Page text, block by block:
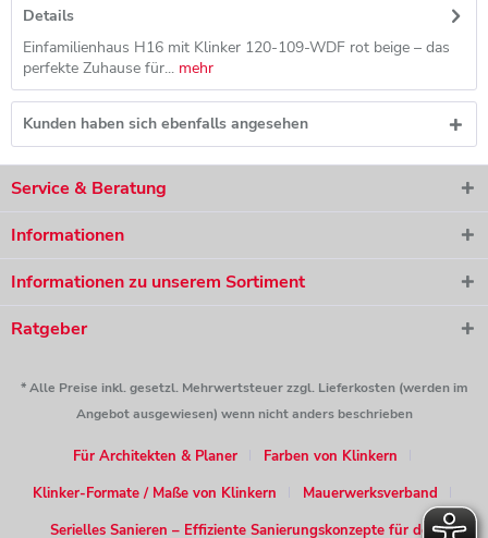
Details
Einfamilienhaus H16 mit Klinker 120-109-WDF rot beige – das
perfekte Zuhause für... mehr
Kunden haben sich ebenfalls angesehen
Service & Beratung
Informationen
Informationen zu unserem Sortiment
Ratgeber
* Alle Preise inkl. gesetzl. Mehrwertsteuer zzgl. Lieferkosten (werden im
Angebot ausgewiesen) wenn nicht anders beschrieben
Für Architekten & Planer
Farben von Klinkern
Klinker-Formate / Maße von Klinkern
Mauerwerksverband
Serielles Sanieren – Effiziente Sanierungskonzepte für den